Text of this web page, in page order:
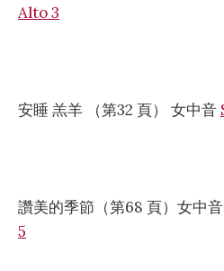
Alto 3
安睡 羔羊 （第32 頁） 女中音
讚美的季節（第68 頁）女中音
5